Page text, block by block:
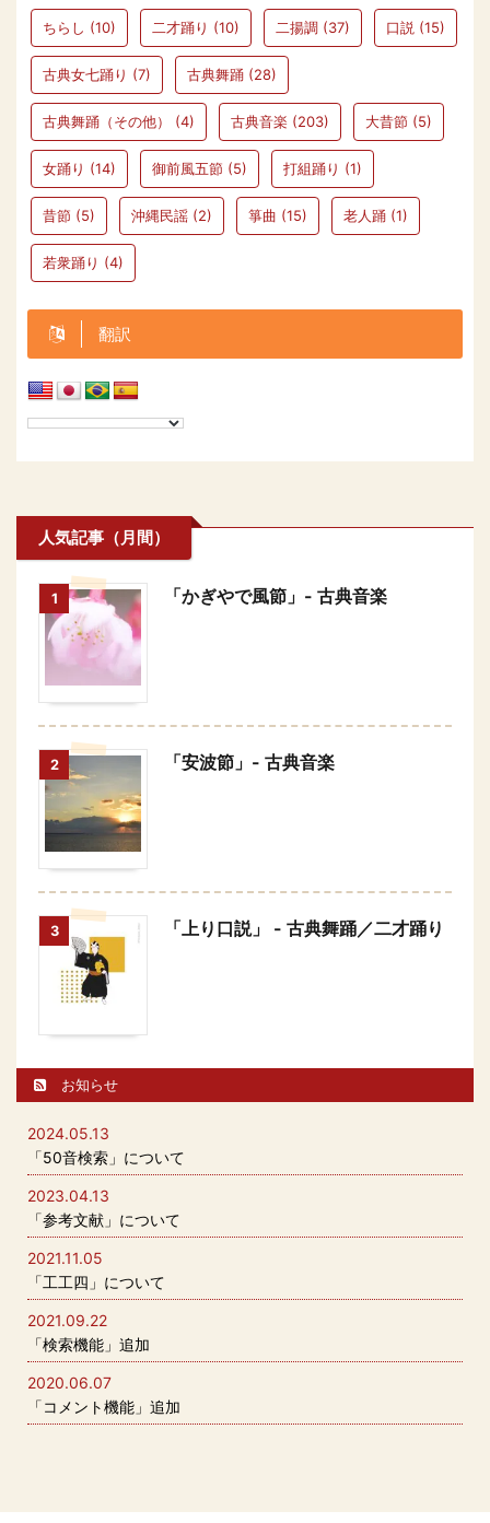
ちらし (10) 二才踊り (10) 二揚調 (37) 口説 (15)
古典女七踊り (7) 古典舞踊 (28)
古典舞踊（その他） (4) 古典音楽 (203) 大昔節 (5)
女踊り (14) 御前風五節 (5) 打組踊り (1)
昔節 (5) 沖縄民謡 (2) 箏曲 (15) 老人踊 (1)
若衆踊り (4)
翻訳
人気記事（月間）
1 「かぎやで風節」- 古典音楽
2 「安波節」- 古典音楽
3 「上り口説」 - 古典舞踊／二才踊り
お知らせ
2024.05.13
「50音検索」について
2023.04.13
「参考文献」について
2021.11.05
「工工四」について
2021.09.22
「検索機能」追加
2020.06.07
「コメント機能」追加